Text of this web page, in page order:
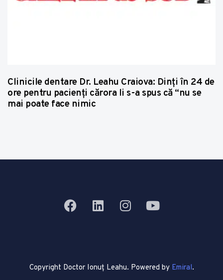
Clinicile dentare Dr. Leahu Craiova: Dinţi în 24 de
ore pentru pacienţi cărora li s-a spus că “nu se
mai poate face nimic
Copyright Doctor Ionuț Leahu. Powered by Emiral.